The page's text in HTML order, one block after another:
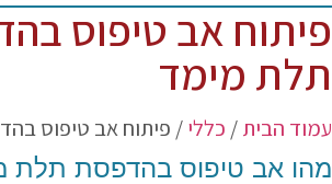
פיתוח אב טיפוס
תלת מימד
עמוד הבית/ כללי/ פיתוח אב טיפוס
מהו אב טיפוס בהדפסת תלת